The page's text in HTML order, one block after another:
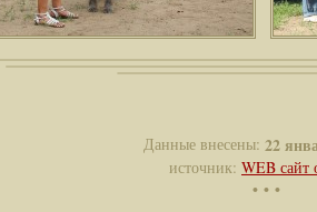
Данные внесены: 22
источник: WEB
• • •